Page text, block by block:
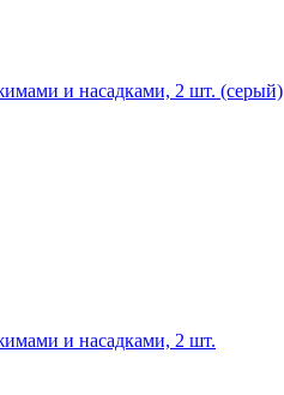
и насадками, 2 шт. (серый)
и насадками, 2 шт.